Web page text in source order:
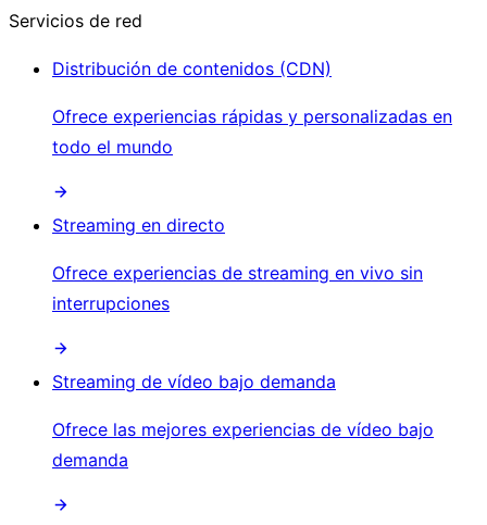
Servicios de red
Distribución de contenidos (CDN)
Ofrece experiencias rápidas y personalizadas en
todo el mundo
Streaming en directo
Ofrece experiencias de streaming en vivo sin
interrupciones
Streaming de vídeo bajo demanda
Ofrece las mejores experiencias de vídeo bajo
demanda